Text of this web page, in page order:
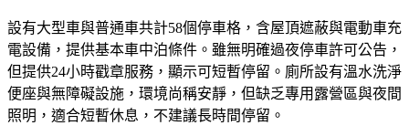
設有大型車與普通車共計58個停車格，含屋頂遮蔽與電動車充
電設備，提供基本車中泊條件。雖無明確過夜停車許可公告，
但提供24小時戳章服務，顯示可短暫停留。廁所設有溫水洗淨
便座與無障礙設施，環境尚稱安靜，但缺乏專用露營區與夜間
照明，適合短暫休息，不建議長時間停留。